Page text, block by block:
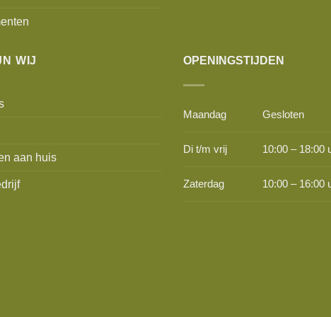
WIJ
aan huis
OPENINGSTIJDEN
Maandag Gesloten
Di t/m vrij 10:00 – 18:00
Zaterdag 10:00 – 16:00